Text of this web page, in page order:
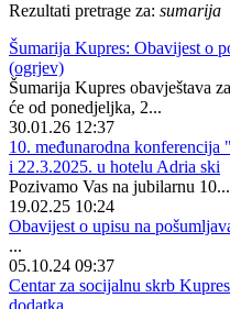
Rezultati pretrage za: sumarija
Šumarija Kupres: Obavijest o
(ogrjev)
Šumarija Kupres obavještava
će od ponedjeljka, 2...
30.01.26 12:37
10. međunarodna
i 22.3.2025. u hotelu Adria ski
Pozivamo Vas na jubilarnu 10...
19.02.25 10:24
Obavijest o upisu na
...
05.10.24 09:37
Centar za socijalnu skrb
dodatka